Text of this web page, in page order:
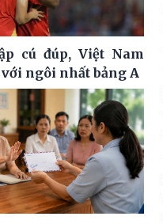
cú đúp, Việt Nam
ngôi nhất bảng A